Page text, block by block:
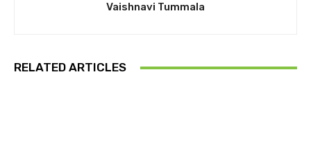
Vaishnavi Tummala
RELATED ARTICLES